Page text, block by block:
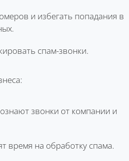
и избегать попадания в
спам-звонки.
звонки от компании и
время на обработку спама.